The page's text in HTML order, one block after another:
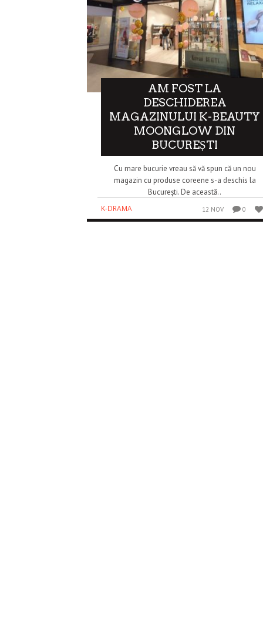
AM FOST LA
DESCHIDEREA
MAGAZINULUI K-BEAUTY
MOONGLOW DIN
BUCUREȘTI
Cu mare bucurie vreau să vă spun că un nou
magazin cu produse coreene s-a deschis la
București. De această..
K-DRAMA
12 NOV 0